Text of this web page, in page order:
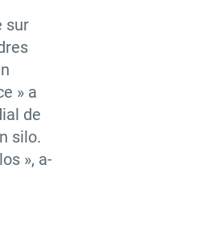
sur
» a
de
silo.
», a-